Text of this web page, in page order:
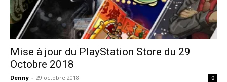
Mise à jour du PlayStation Store du 29
Octobre 2018
Denny - 29 octobre 2018 0